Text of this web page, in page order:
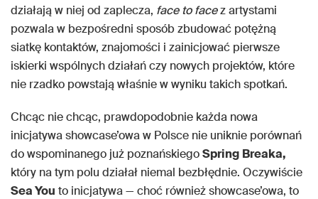
działają w niej od zaplecza, face to facez artystami
pozwala w bezpośredni sposób zbudować potężną
siatkę kontaktów, znajomości i zainicjować pierwsze
iskierki wspólnych działań czy nowych projektów, które
nie rzadko powstają właśnie w wyniku takich spotkań.
Chcąc nie chcąc, prawdopodobnie każda nowa
inicjatywa showcase’owa w Polsce nie uniknie porównań
do wspominanego już poznańskiegoSpring Breaka,
który na tym polu działał niemal bezbłędnie. Oczywiście
Sea You to inicjatywa — choć również showcase’owa, to